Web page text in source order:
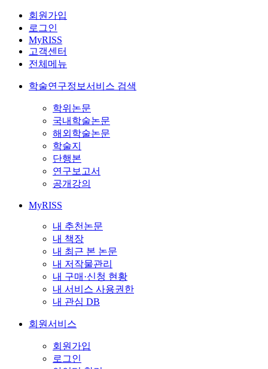
회원가입
로그인
MyRISS
고객센터
전체메뉴
학술연구정보서비스 검색
학위논문
국내학술논문
해외학술논문
학술지
단행본
연구보고서
공개강의
MyRISS
내 추천논문
내 책장
내 최근 본 논문
내 저작물관리
내 구매·신청 현황
내 서비스 사용권한
내 관심 DB
회원서비스
회원가입
로그인